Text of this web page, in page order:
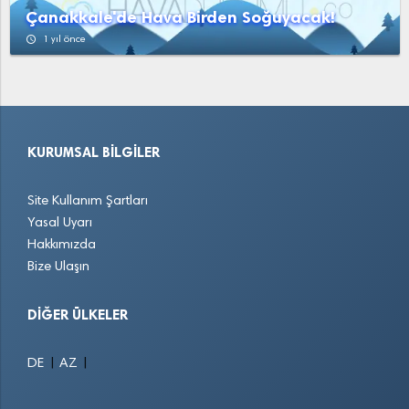
Çanakkale'de Hava Birden Soğuyacak!
access_time 1 yıl önce
KURUMSAL BILGILER
Site Kullanım Şartları
Yasal Uyarı
Hakkımızda
Bize Ulaşın
DIĞER ÜLKELER
DE AZ